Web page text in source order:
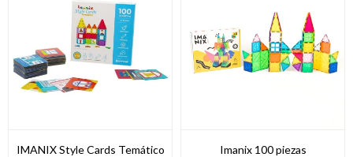
IMANIX Style Cards Temático Imanix 100 piezas